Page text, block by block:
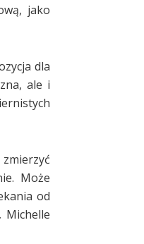
jako
dla
ale i
Może
od
Michelle